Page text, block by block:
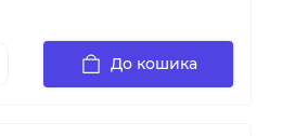
До кошика